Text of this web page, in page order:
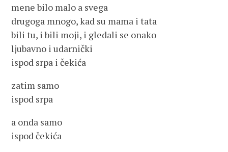
mene bilo malo a svega
drugoga mnogo, kad su mama i tata
bili tu, i bili moji, i gledali se onako
ljubavno i udarnički
ispod srpa i čekića
zatim samo
ispod srpa
a onda samo
ispod čekića